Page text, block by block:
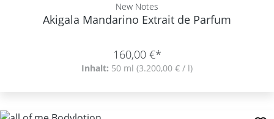
New Notes
Akigala Mandarino Extrait de Parfum
160,00 €*
Inhalt: 50 ml (3.200,00 € / l)